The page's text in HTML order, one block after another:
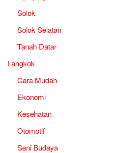
Solok
Solok Selatan
Tanah Datar
Langkok
Cara Mudah
Ekonomi
Kesehatan
Otomotif
Seni Budaya